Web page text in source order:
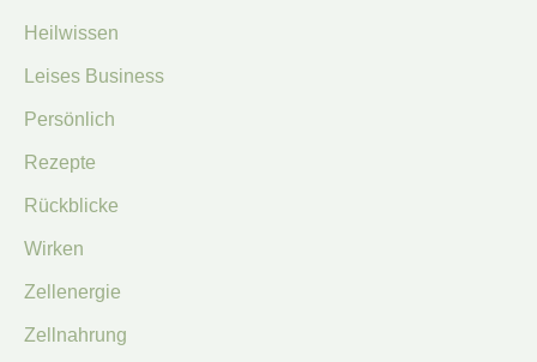
Heilwissen
Leises Business
Persönlich
Rezepte
Rückblicke
Wirken
Zellenergie
Zellnahrung